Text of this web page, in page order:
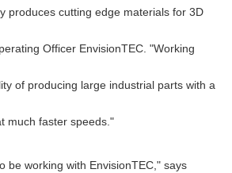
produces cutting edge materials for 3D
Officer EnvisionTEC. "Working
of producing large industrial parts with a
much faster speeds."
be working with EnvisionTEC," says